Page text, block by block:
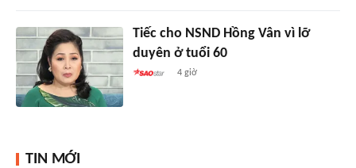
Tiếc cho NSND Hồng Vân vì lỡ
duyên ở tuổi 60
4 giờ
TIN MỚI